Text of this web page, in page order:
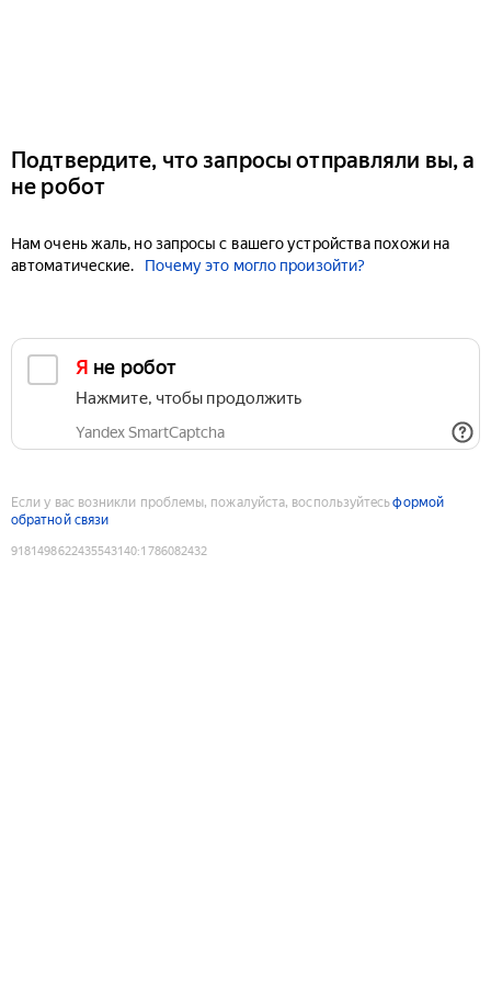
Подтвердите, что запросы отправляли вы, а
не робот
Нам очень жаль, но запросы с вашего устройства похожи на
автоматические.
Почему это могло произойти?
Я не робот
Нажмите, чтобы продолжить
Yandex SmartCaptcha
Если у вас возникли проблемы, пожалуйста, воспользуйтесьформой
обратной связи
9181498622435543140:1786082432